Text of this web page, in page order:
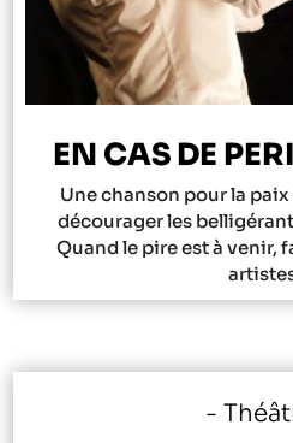
EN CAS DE
Une chanson pour la
décourager les
Quand le pire est à venir,